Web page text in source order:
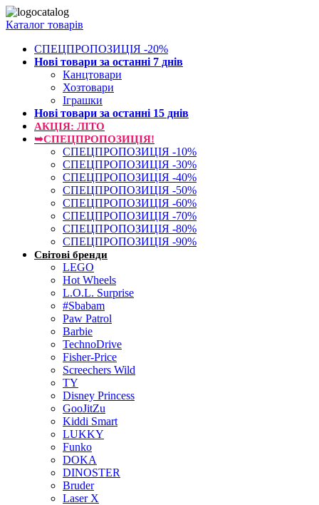
Каталог товарів
СПЕЦПРОПОЗИЦІЯ -20%
Нові товари за останнi 7 днiв
Канцтовари
Хозтовари
Іграшки
Нові товари за останнi 15 днiв
АКЦІЯ: ЛІТО
➥СПЕЦПРОПОЗИЦІЯ!
СПЕЦПРОПОЗИЦІЯ -10%
СПЕЦПРОПОЗИЦІЯ -30%
СПЕЦПРОПОЗИЦІЯ -40%
СПЕЦПРОПОЗИЦІЯ -50%
СПЕЦПРОПОЗИЦІЯ -60%
СПЕЦПРОПОЗИЦІЯ -70%
СПЕЦПРОПОЗИЦІЯ -80%
СПЕЦПРОПОЗИЦІЯ -90%
Світові бренди
LEGO
Hot Wheels
L.O.L. Surprise
#Sbabam
Paw Patrol
Barbie
TechnoDrive
Fisher-Price
Screechers Wild
TY
Disney Princess
GooJitZu
Kiddi Smart
LUKKY
Funko
DOKA
DINOSTER
Bruder
Laser X